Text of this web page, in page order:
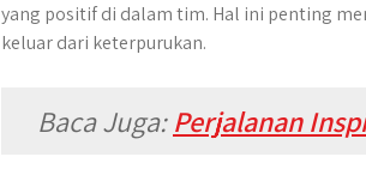
yang positif di dalam tim. Hal ini penting
keluar dari keterpurukan.
Baca Juga:Perjalanan